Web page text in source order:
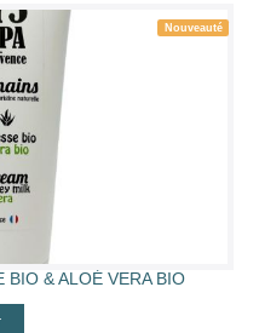
Nouveauté
BIO & ALOÉ VERA BIO